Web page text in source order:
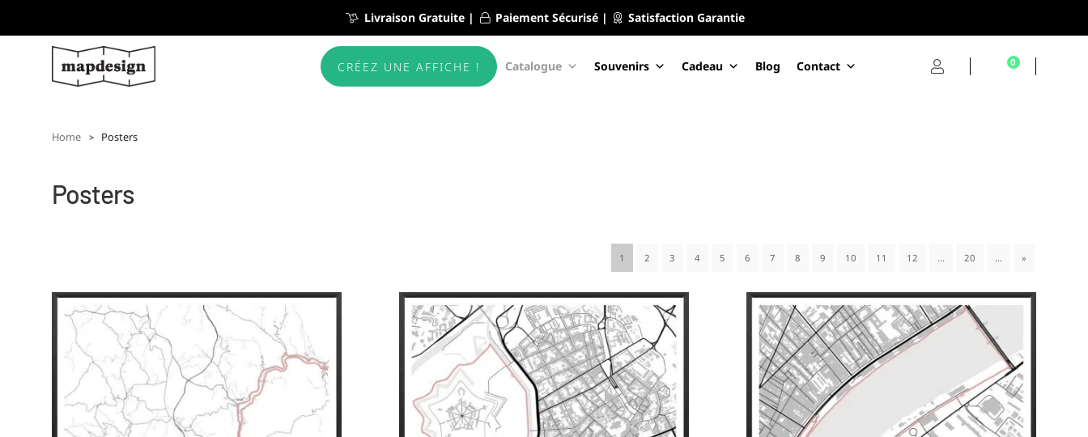
Livraison Gratuite | Paiement Sécurisé | Satisfaction Garantie
CRÉEZ UNE AFFICHE ! Catalogue Souvenirs Cadeau Blog Contact 0
Home Posters
Posters
1 2 3 4 5 6 7 8 9 10 11 12 … 20 … »